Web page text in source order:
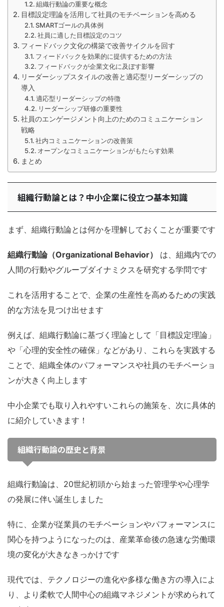
組織行動論の重要な概念
目標設定理論を活用して社員のモチベーションを高める
SMARTゴールの具体例
社員に適した目標設定のコツ
フィードバック文化の構築で改善サイクルを回す
フィードバックを効果的に提供するための方法
フィードバックが企業文化に及ぼす影響
リーダーシップスタイルの改善と適応型リーダーシップの
導入
適応型リーダーシップの特徴
リーダーシップ研修の重要性
社員のエンゲージメント向上のためのコミュニケーション
戦略
社内コミュニケーションの改善策
オープンなコミュニケーションがもたらす効果
まとめ
組織行動論とは？中小企業に役立つ基本知識
まず、組織行動論とは何かを理解しておくことが重要です
組織行動論（Organizational Behavior）
は、組織内での
人間の行動やグループダイナミクスを研究する学問です
これを活用することで、企業の生産性を高めるための実践
的な方法を見つけ出せます
例えば、組織行動論に基づく理論として「目標設定理論」
や「心理的安全性の確保」などがあり、これらを実践する
ことで、組織全体のパフォーマンスや社員のモチベーショ
ンが大きく向上します
中小企業でも取り入れやすいこれらの施策を、次に具体的
に紹介していきます！
組織行動論の歴史と背景
組織行動論は、20世紀初頭から始まった管理学や心理学
の発展に伴い誕生しました
特に、企業が従業員のモチベーションやパフォーマンスに
関心を持つようになったのは、産業革命後の急速な労働環
境の変化が大きなきっかけです
現代では、テクノロジーの進化や多様な働き方の導入によ
り、より柔軟で人間中心の組織マネジメントが求められて